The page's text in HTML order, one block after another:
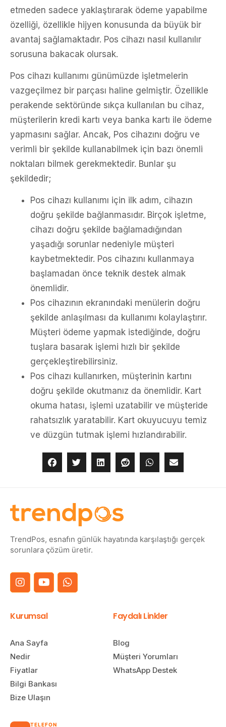
etmeden sadece yaklaştırarak ödeme yapabilme
özelliği, özellikle hijyen konusunda da büyük bir
avantaj sağlamaktadır. Pos cihazı nasıl kullanılır
sorusuna bakacak olursak.
Pos cihazı kullanımı günümüzde işletmelerin
vazgeçilmez bir parçası haline gelmiştir. Özellikle
perakende sektöründe sıkça kullanılan bu cihaz,
müşterilerin kredi kartı veya banka kartı ile ödeme
yapmasını sağlar. Ancak, Pos cihazını doğru ve
verimli bir şekilde kullanabilmek için bazı önemli
noktaları bilmek gerekmektedir. Bunlar şu
şekildedir;
Pos cihazı kullanımı için ilk adım, cihazın
doğru şekilde bağlanmasıdır. Birçok işletme,
cihazı doğru şekilde bağlamadığından
yaşadığı sorunlar nedeniyle müşteri
kaybetmektedir. Pos cihazını kullanmaya
başlamadan önce teknik destek almak
önemlidir.
Pos cihazının ekranındaki menülerin doğru
şekilde anlaşılması da kullanımı kolaylaştırır.
Müşteri ödeme yapmak istediğinde, doğru
tuşlara basarak işlemi hızlı bir şekilde
gerçekleştirebilirsiniz.
Pos cihazı kullanırken, müşterinin kartını
doğru şekilde okutmanız da önemlidir. Kart
okuma hatası, işlemi uzatabilir ve müşteride
rahatsızlık yaratabilir. Kart okuyucuyu temiz
ve düzgün tutmak işlemi hızlandırabilir.
TrendPos, esnafın günlük hayatında karşılaştığı gerçek
sorunlara çözüm üretir.
Kurumsal
Ana Sayfa
Nedir
Fiyatlar
Bilgi Bankası
Bize Ulaşın
Faydalı Linkler
Blog
Müşteri Yorumları
WhatsApp Destek
TELEFON